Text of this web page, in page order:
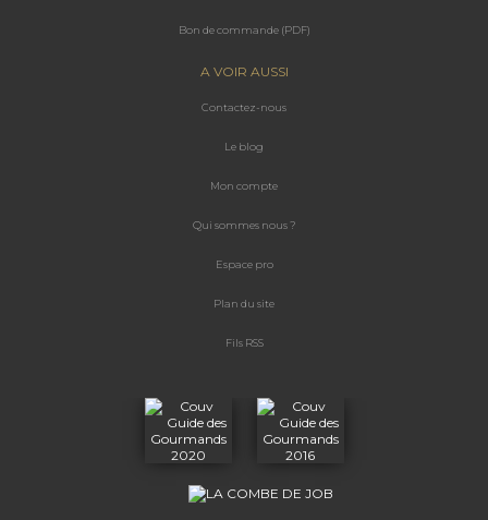
Bon de commande (PDF)
A VOIR AUSSI
Contactez-nous
Le blog
Mon compte
Qui sommes nous ?
Espace pro
Plan du site
Fils RSS